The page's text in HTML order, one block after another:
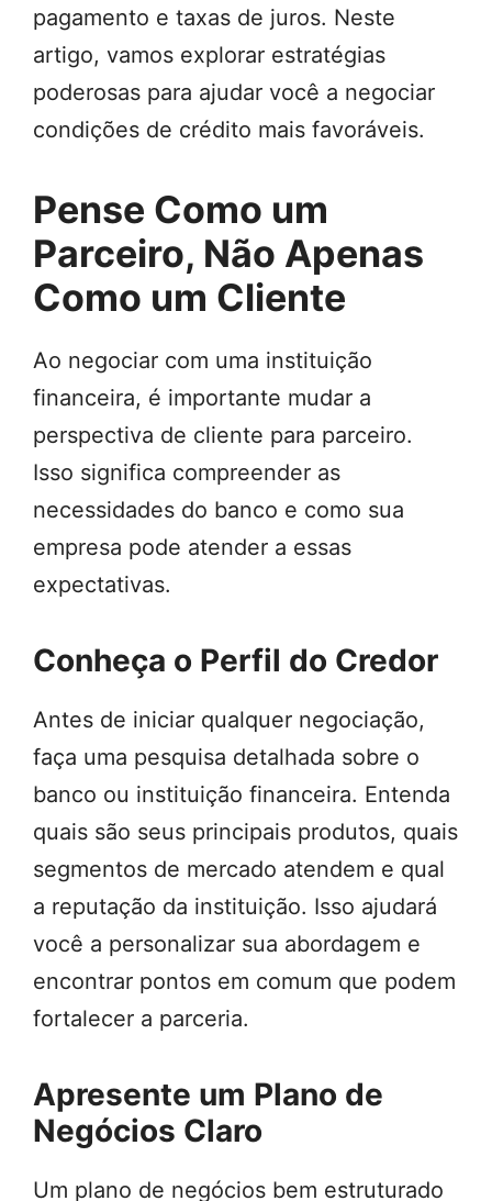
pagamento e taxas de juros. Neste
artigo, vamos explorar estratégias
poderosas para ajudar você a negociar
condições de crédito mais favoráveis.
Pense Como um
Parceiro, Não Apenas
Como um Cliente
Ao negociar com uma instituição
financeira, é importante mudar a
perspectiva de cliente para parceiro.
Isso significa compreender as
necessidades do banco e como sua
empresa pode atender a essas
expectativas.
Conheça o Perfil do Credor
Antes de iniciar qualquer negociação,
faça uma pesquisa detalhada sobre o
banco ou instituição financeira. Entenda
quais são seus principais produtos, quais
segmentos de mercado atendem e qual
a reputação da instituição. Isso ajudará
você a personalizar sua abordagem e
encontrar pontos em comum que podem
fortalecer a parceria.
Apresente um Plano de
Negócios Claro
Um plano de negócios bem estruturado